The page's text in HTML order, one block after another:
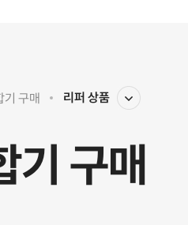
기 구매 리퍼 상품
기 구매